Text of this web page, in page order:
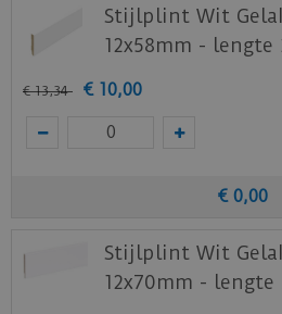
nieuwe of huidige
nu
een staal op van
Stijlplint Wit
12x58mm - lengte
€ 13,34 € 10,00
€ 0,00
Stijlplint Wit
12x70mm - lengte